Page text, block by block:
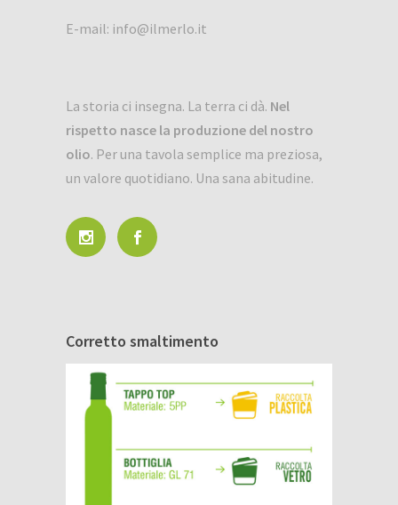
E-mail: info@ilmerlo.it
La storia ci insegna. La terra ci dà. Nel
rispetto nasce la produzione del nostro
olio. Per una tavola semplice ma preziosa,
un valore quotidiano. Una sana abitudine.
Corretto smaltimento